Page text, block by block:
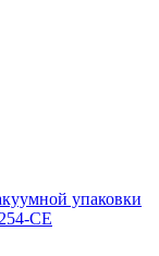
упаковки
CE